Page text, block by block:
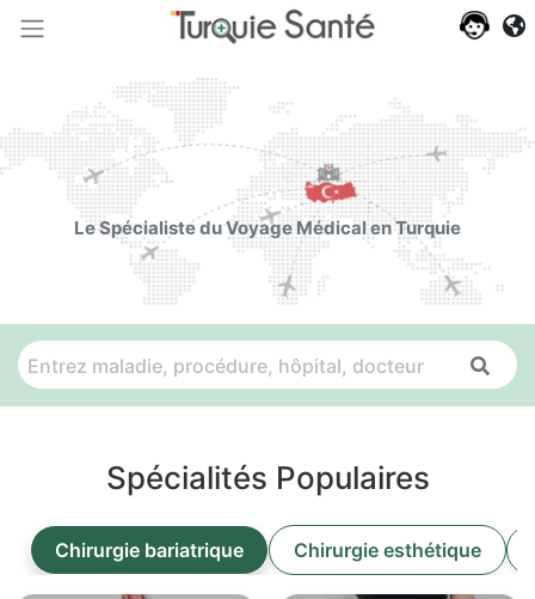
Le Spécialiste du Voyage Médical en Turquie
Spécialités Populaires
Chirurgie bariatrique Chirurgie esthétique